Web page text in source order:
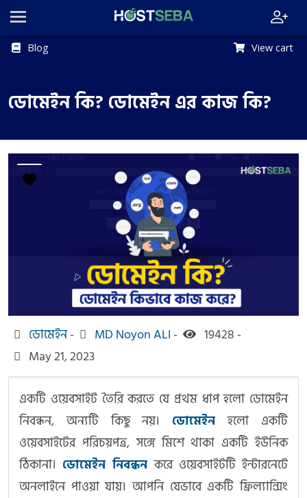
View cart
Blog
ডোমেইন কি? ডোমেইন এর কাজ কি?
ডোমেইন- MD Noyon ALI -
19428 -
May 21, 2023
একটি ওয়েবসাইট তৈরি করতে যে প্রথম ধাপ হলো ডোমেইন
নিবন্ধন, অন্যটি কিছু নয়। ডোমেইন হলো একটি
ওয়েবসাইটের পরিচয়পত্র, সঙ্গে মিশে থাকা একটি ইউনিক
ঠিকানা। ডোমেইন নিবন্ধন করে ওয়েবসাইটটি ইন্টারনেটে
অনলাইনে পাওয়া যায়। আপনি যেভাবে একটি ফ্রিল্যান্সিং